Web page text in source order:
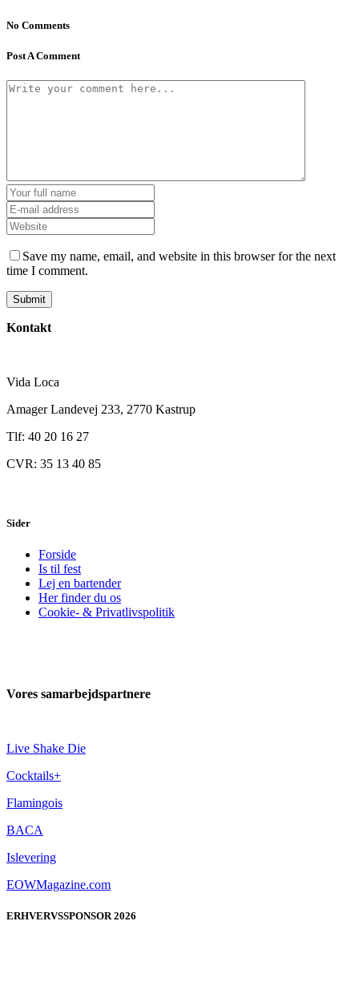
No Comments
Post A Comment
Save my name, email, and website in this browser for the next
time I comment.
Kontakt
Vida Loca
Amager Landevej 233, 2770 Kastrup
Tlf: 40 20 16 27
CVR: 35 13 40 85
Sider
Forside
Is til fest
Lej en bartender
Her finder du os
Cookie- & Privatlivspolitik
Vores samarbejdspartnere
Live Shake Die
Cocktails+
Flamingois
BACA
Islevering
EOWMagazine.com
ERHVERVSSPONSOR 2026